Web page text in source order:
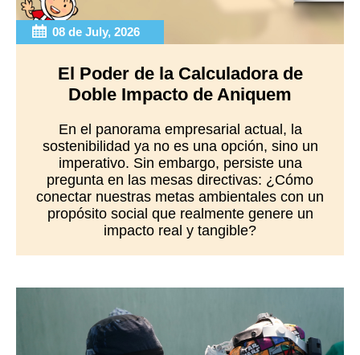
08 de July, 2026
El Poder de la Calculadora de
Doble Impacto de Aniquem
En el panorama empresarial actual, la
sostenibilidad ya no es una opción, sino un
imperativo. Sin embargo, persiste una
pregunta en las mesas directivas: ¿Cómo
conectar nuestras metas ambientales con un
propósito social que realmente genere un
impacto real y tangible?